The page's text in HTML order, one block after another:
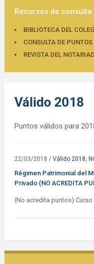
Recursos de consulta
BIBLIOTECA DEL
CONSULTA DE
REVISTA DEL
Válido 2018
Puntos válidos para
22/03/2018 / Válido 2018,
Régimen Patrimonial del
Privado (NO ACREDITA
(No acredita puntos)